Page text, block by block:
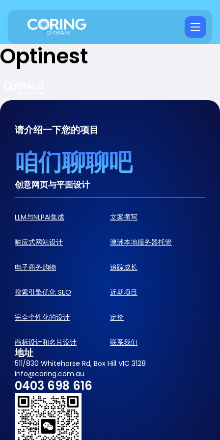
Optinest
请介绍一下您的项目
咱们聊聊吧
创意网页与平面设计
LLM与NLPAI集成 文案撰写
响应式网站设计 澳洲本地服务器托管
电子商务购物 追踪成长
搜索引擎优化 SEO 近期项目
完全个性化的设计 定价
商标设计和名片设计 联系我们
地址
511/830 Whitehorse Rd, Box Hill VIC 3128
info@coring.com.au
0403 698 616